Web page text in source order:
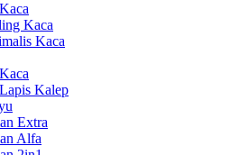
Kaca
Kaca
Kalep
Extra
Alfa